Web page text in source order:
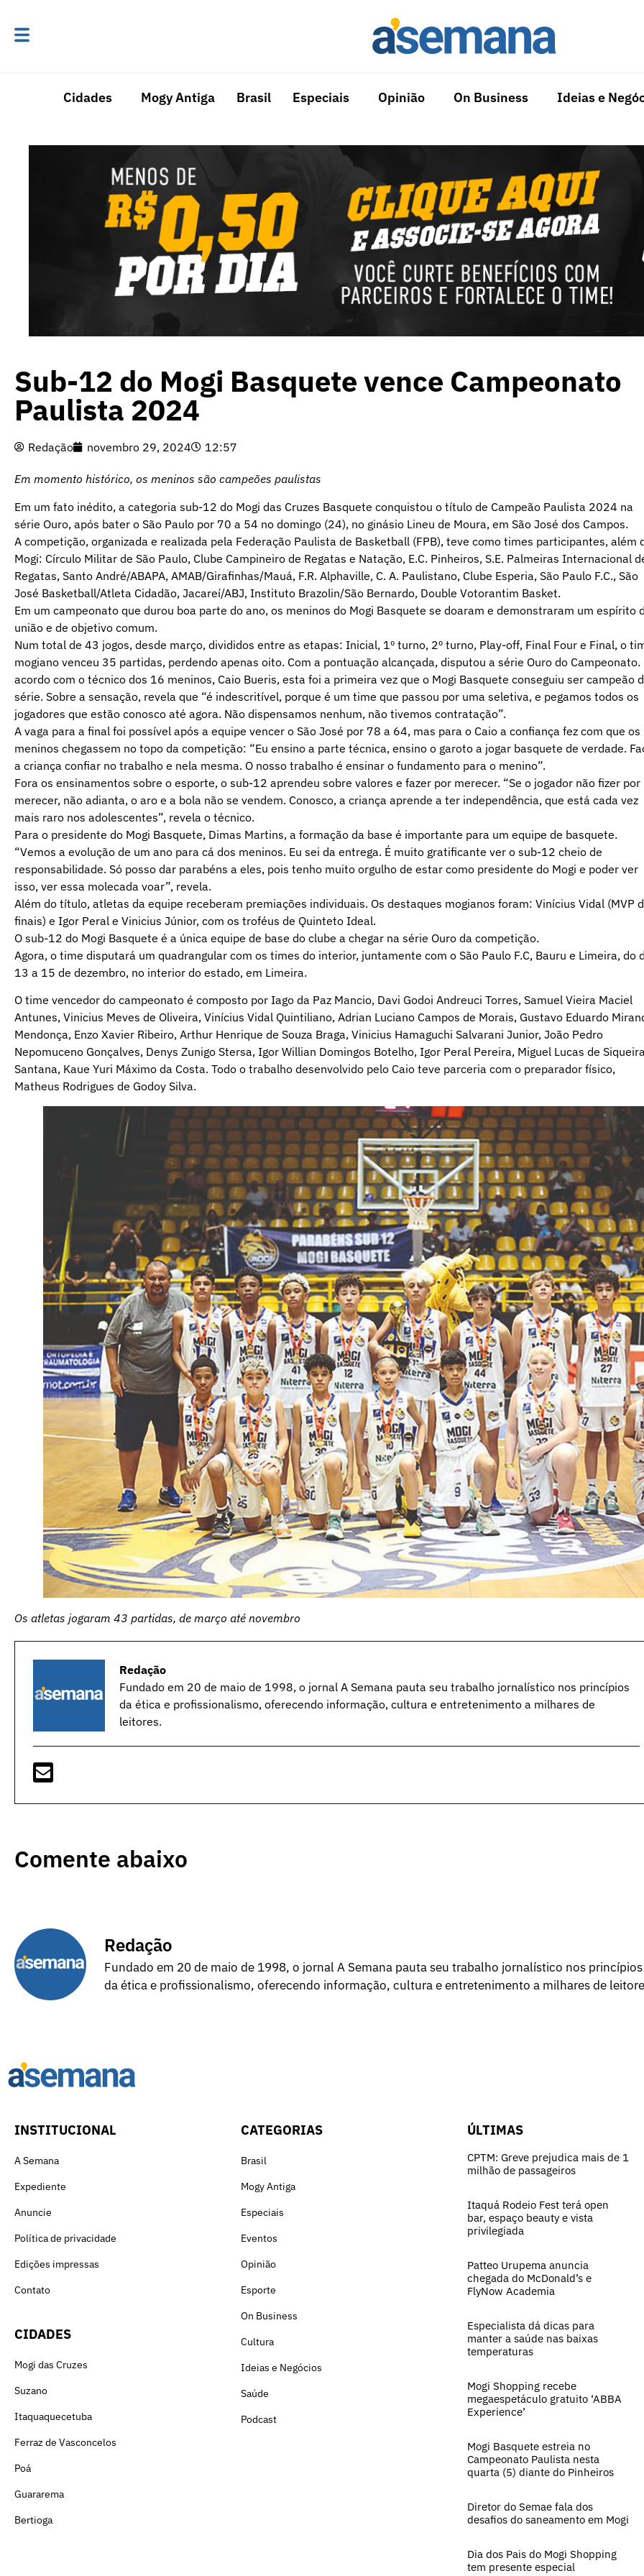
Cidades Mogy Antiga Brasil Especiais Opinião On Business Ideias e
Sub-12 do Mogi Basquete vence Campeonato
Paulista 2024
Redação novembro 29, 2024 12:57
Em momento histórico, os meninos são campeões paulistas
Em um fato inédito, a categoria sub-12 do Mogi das Cruzes Basquete conquistou o título de Campeão Paulista 2024 na
série Ouro, após bater o São Paulo por 70 a 54 no domingo (24), no ginásio Lineu de Moura, em São José dos Campos.
A competição, organizada e realizada pela Federação Paulista de Basketball (FPB), teve como times participantes, além
Mogi: Círculo Militar de São Paulo, Clube Campineiro de Regatas e Natação, E.C. Pinheiros, S.E. Palmeiras Internacional
Regatas, Santo André/ABAPA, AMAB/Girafinhas/Mauá, F.R. Alphaville, C. A. Paulistano, Clube Esperia, São Paulo F.C., São
José Basketball/Atleta Cidadão, Jacareí/ABJ, Instituto Brazolin/São Bernardo, Double Votorantim Basket.
Em um campeonato que durou boa parte do ano, os meninos do Mogi Basquete se doaram e demonstraram um espírito
união e de objetivo comum.
Num total de 43 jogos, desde março, divididos entre as etapas: Inicial, 1º turno, 2º turno, Play-off, Final Four e Final, o
mogiano venceu 35 partidas, perdendo apenas oito. Com a pontuação alcançada, disputou a série Ouro do Campeonato.
acordo com o técnico dos 16 meninos, Caio Bueris, esta foi a primeira vez que o Mogi Basquete conseguiu ser campeão
série. Sobre a sensação, revela que “é indescritível, porque é um time que passou por uma seletiva, e pegamos todos os
jogadores que estão conosco até agora. Não dispensamos nenhum, não tivemos contratação”.
A vaga para a final foi possível após a equipe vencer o São José por 78 a 64, mas para o Caio a confiança fez com que os
meninos chegassem no topo da competição: “Eu ensino a parte técnica, ensino o garoto a jogar basquete de verdade.
a criança confiar no trabalho e nela mesma. O nosso trabalho é ensinar o fundamento para o menino”.
Fora os ensinamentos sobre o esporte, o sub-12 aprendeu sobre valores e fazer por merecer. “Se o jogador não fizer por
merecer, não adianta, o aro e a bola não se vendem. Conosco, a criança aprende a ter independência, que está cada vez
mais raro nos adolescentes”, revela o técnico.
Para o presidente do Mogi Basquete, Dimas Martins, a formação da base é importante para um equipe de basquete.
“Vemos a evolução de um ano para cá dos meninos. Eu sei da entrega. É muito gratificante ver o sub-12 cheio de
responsabilidade. Só posso dar parabéns a eles, pois tenho muito orgulho de estar como presidente do Mogi e poder ver
isso, ver essa molecada voar”, revela.
Além do título, atletas da equipe receberam premiações individuais. Os destaques mogianos foram: Vinícius Vidal (MVP
finais) e Igor Peral e Vinicius Júnior, com os troféus de Quinteto Ideal.
O sub-12 do Mogi Basquete é a única equipe de base do clube a chegar na série Ouro da competição.
Agora, o time disputará um quadrangular com os times do interior, juntamente com o São Paulo F.C, Bauru e Limeira, do
13 a 15 de dezembro, no interior do estado, em Limeira.
O time vencedor do campeonato é composto por Iago da Paz Mancio, Davi Godoi Andreuci Torres, Samuel Vieira Maciel
Antunes, Vinicius Meves de Oliveira, Vinícius Vidal Quintiliano, Adrian Luciano Campos de Morais, Gustavo Eduardo
Mendonça, Enzo Xavier Ribeiro, Arthur Henrique de Souza Braga, Vinicius Hamaguchi Salvarani Junior, João Pedro
Nepomuceno Gonçalves, Denys Zunigo Stersa, Igor Willian Domingos Botelho, Igor Peral Pereira, Miguel Lucas de
Santana, Kaue Yuri Máximo da Costa. Todo o trabalho desenvolvido pelo Caio teve parceria com o preparador físico,
Matheus Rodrigues de Godoy Silva.
Os atletas jogaram 43 partidas, de março até novembro
Redação
Fundado em 20 de maio de 1998, o jornal A Semana pauta seu trabalho jornalístico nos princípios
da ética e profissionalismo, oferecendo informação, cultura e entretenimento a milhares de
leitores.
Comente abaixo
Redação
Fundado em 20 de maio de 1998, o jornal A Semana pauta seu trabalho jornalístico nos princípios
da ética e profissionalismo, oferecendo informação, cultura e entretenimento a milhares de
INSTITUCIONAL
A Semana
Expediente
Anuncie
Política de privacidade
Edições impressas
Contato
CIDADES
Mogi das Cruzes
Suzano
Itaquaquecetuba
Ferraz de Vasconcelos
Poá
Guararema
Bertioga
CATEGORIAS
Brasil
Mogy Antiga
Especiais
Eventos
Opinião
Esporte
On Business
Cultura
Ideias e Negócios
Saúde
Podcast
ÚLTIMAS
CPTM: Greve prejudica mais de 1
milhão de passageiros
Itaquá Rodeio Fest terá open
bar, espaço beauty e vista
privilegiada
Patteo Urupema anuncia
chegada do McDonald’s e
FlyNow Academia
Especialista dá dicas para
manter a saúde nas baixas
temperaturas
Mogi Shopping recebe
megaespetáculo gratuito ‘ABBA
Experience’
Mogi Basquete estreia no
Campeonato Paulista nesta
quarta (5) diante do Pinheiros
Diretor do Semae fala dos
desafios do saneamento em Mogi
Dia dos Pais do Mogi Shopping
tem presente especial